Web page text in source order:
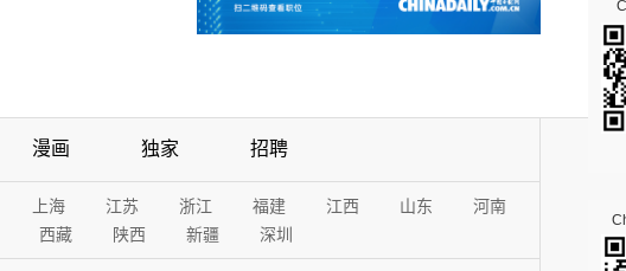
漫画 独家 招聘
上海 江苏 浙江 福建 江西 山东
河南
西藏 陕西 新疆 深圳